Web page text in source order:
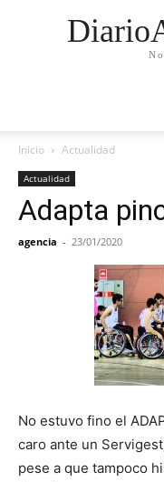
Inicio Actualidad
Actualidad
Adapta
agencia - 23/01/2020
No estuvo fino el
caro ante un
pese a que tampoco